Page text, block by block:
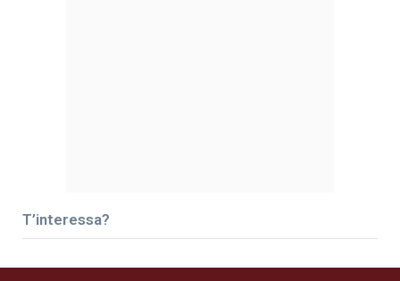
T’interessa?